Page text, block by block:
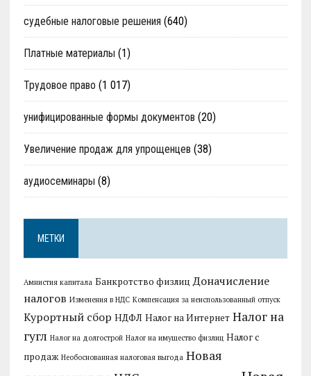
судебные налоговые решения (640)
Платные материалы (1)
Трудовое право (1 017)
унифицированные формы документов (20)
Увеличение продаж для упрощенцев (38)
аудиосеминары (8)
МЕТКИ
Амнистия капитала Банкротство физлиц Доначисление
налогов Изменения в НДС Компенсация за неиспользованный отпуск
Курортный сбор НДФЛ Налог на Интернет Налог на
гугл Налог на долгострой Налог на имущество физлиц Налог с
продаж Необоснованная налоговая выгода Новая